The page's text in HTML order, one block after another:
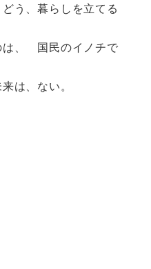
う、暮らしを立てる
は、 国民のイノチで
は、ない。